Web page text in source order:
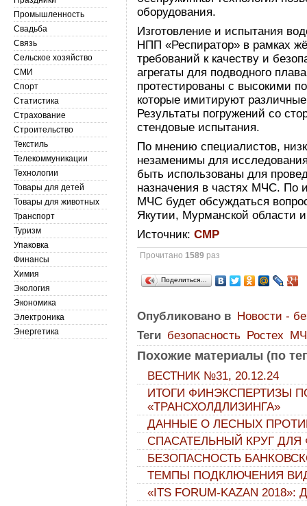
оборудования.
Изготовление и испытания
НПП «Респиратор» в рамках
требований к качеству и
агрегаты для подводного
протестированы с высокими
которые имитируют
Результаты погружений со
стендовые испытания.
По мнению специалистов,
незаменимы для
быть использованы для
назначения в частях МЧС. По
МЧС будет обсуждаться
Якутии, Мурманской области
Источник:СМР
Прочитано1589 раз
Поделиться…
Опубликовано в Новости -
Теги безопасность Ростех
Похожие материалы (по
ВЕСТНИК №31, 20.12.24
ИТОГИ ФИНЭКСПЕРТИЗЫ
«ТРАНСХОЛДЛИЗИНГА»
ДАННЫЕ О ЛЕСНЫХ
СПАСАТЕЛЬНЫЙ КРУГ
БЕЗОПАСНОСТЬ
ТЕМПЫ ПОДКЛЮЧЕНИЯ
«ITS FORUM-KAZAN
Промышленность
Свадьба
Связь
Сельское хозяйство
СМИ
Спорт
Статистика
Страхование
Строительство
Текстиль
Телекоммуникации
Технологии
Товары для детей
Товары для животных
Транспорт
Туризм
Упаковка
Финансы
Химия
Экология
Экономика
Электроника
Энергетика